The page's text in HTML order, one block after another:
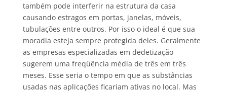
também pode interferir na estrutura da casa
causando estragos em portas, janelas, móveis,
tubulações entre outros. Por isso o ideal é que sua
moradia esteja sempre protegida deles. Geralmente
as empresas especializadas em dedetização
sugerem uma freqüência média de três em três
meses. Esse seria o tempo em que as substâncias
usadas nas aplicações ficariam ativas no local. Mas